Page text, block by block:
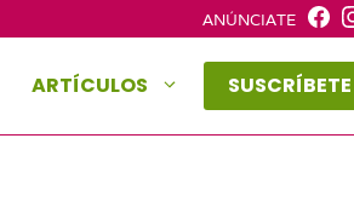
ANÚNCIATE
ARTÍCULOS SUSCRÍBETE